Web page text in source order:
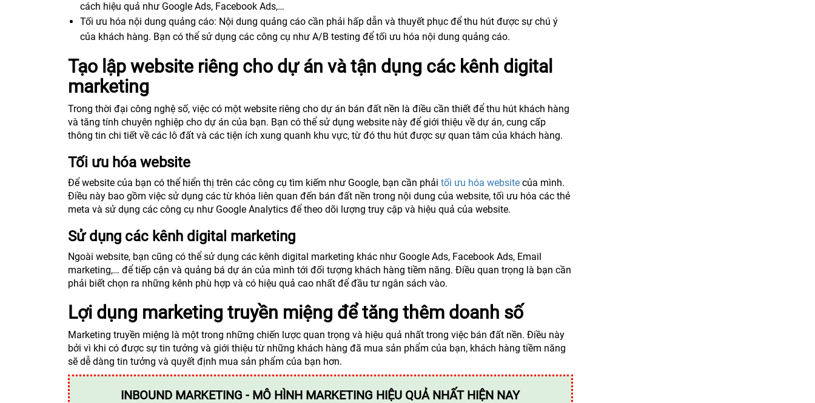
cách hiệu quả như Google Ads, Facebook Ads,…
Tối ưu hóa nội dung quảng cáo: Nội dung quảng cáo cần phải hấp dẫn và thuyết phục để thu hút được sự chú ý
của khách hàng. Bạn có thể sử dụng các công cụ như A/B testing để tối ưu hóa nội dung quảng cáo.
Tạo lập website riêng cho dự án và tận dụng các kênh digital
marketing
Trong thời đại công nghệ số, việc có một website riêng cho dự án bán đất nền là điều cần thiết để thu hút khách hàng
và tăng tính chuyên nghiệp cho dự án của bạn. Bạn có thể sử dụng website này để giới thiệu về dự án, cung cấp
thông tin chi tiết về các lô đất và các tiện ích xung quanh khu vực, từ đó thu hút được sự quan tâm của khách hàng.
Tối ưu hóa website
Để website của bạn có thể hiển thị trên các công cụ tìm kiếm như Google, bạn cần phải tối ưu hóa website của mình.
Điều này bao gồm việc sử dụng các từ khóa liên quan đến bán đất nền trong nội dung của website, tối ưu hóa các thẻ
meta và sử dụng các công cụ như Google Analytics để theo dõi lượng truy cập và hiệu quả của website.
Sử dụng các kênh digital marketing
Ngoài website, bạn cũng có thể sử dụng các kênh digital marketing khác như Google Ads, Facebook Ads, Email
marketing,… để tiếp cận và quảng bá dự án của mình tới đối tượng khách hàng tiềm năng. Điều quan trọng là bạn cần
phải biết chọn ra những kênh phù hợp và có hiệu quả cao nhất để đầu tư ngân sách vào.
Lợi dụng marketing truyền miệng để tăng thêm doanh số
Marketing truyền miệng là một trong những chiến lược quan trọng và hiệu quả nhất trong việc bán đất nền. Điều này
bởi vì khi có được sự tin tưởng và giới thiệu từ những khách hàng đã mua sản phẩm của bạn, khách hàng tiềm năng
sẽ dễ dàng tin tưởng và quyết định mua sản phẩm của bạn hơn.
INBOUND MARKETING - MÔ HÌNH MARKETING HIỆU QUẢ NHẤT HIỆN NAY